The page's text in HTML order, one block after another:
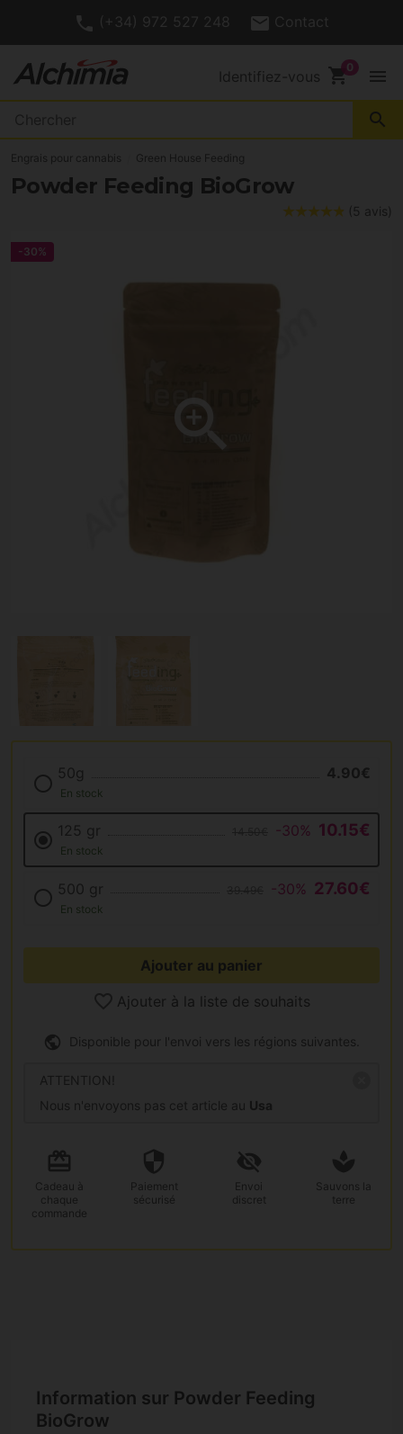
(+34) 972 527 248 Contact
Identifiez-vous shopping_cart menu
search
Engrais pour cannabis Green House Feeding
Powder Feeding BioGrow
(5 avis)
-30%
50g 4.90€
En stock
125 gr -30% 10.15€
En stock
500 gr -30% 27.60€
En stock
Ajouter au panier
Ajouter à la liste de souhaits
Disponible pour l'envoi vers les régions suivantes.
ATTENTION!
Nous n'envoyons pas cet article au Usa
Cadeau à
chaque
commande
Paiement
sécurisé
Envoi
discret
Sauvons la
terre
Information sur Powder Feeding
BioGrow